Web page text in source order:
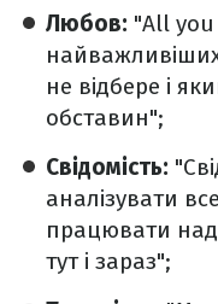
Любов: "All
найважливіших
не відбере і
обставин";
Свідомість:
аналізувати
працювати
тут і зараз";